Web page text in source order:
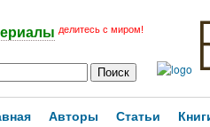
делитесь с миром!
Авторы Статьи